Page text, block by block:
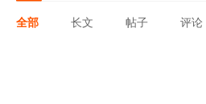
全部 长文 帖子 评论